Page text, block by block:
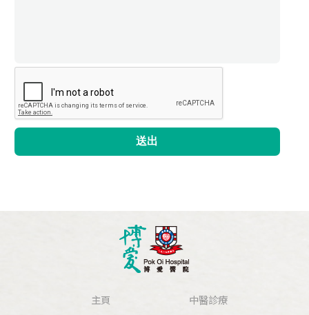
送出
主頁 中醫診療